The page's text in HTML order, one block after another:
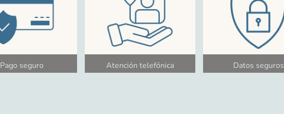
Pago seguro Atención telefónica Datos seguros